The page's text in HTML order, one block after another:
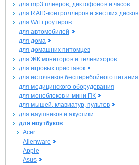
для mp3 плееров, диктофонов и часов
для RAID-контроллеров и жестких дисков
для WiFi роутеров
для автомобилей
для дома
для домашних питомцев
для ЖК мониторов и телевизоров
для игровых приставок
для источников бесперебойного питания
для медицинского оборудования
для моноблоков и мини ПК
для мышей, клавиатур, пультов
для наушников и акустики
для ноутбуков
Acer
Alienware
Apple
Asus